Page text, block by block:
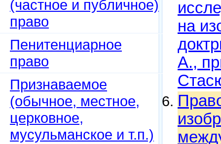
(частное и публичное)
право
Пенитенциарное
право
Признаваемое
(обычное, местное,
церковное,
мусульманское и т.п.)
на
А.,